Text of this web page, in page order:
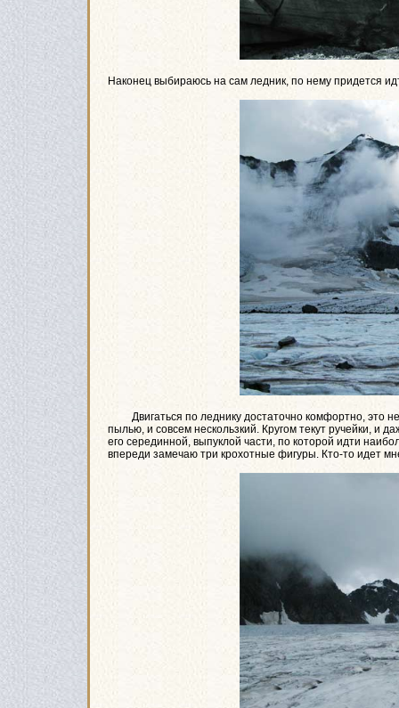
Наконец выбираюсь на сам ледник, по нему придется
Двигаться по леднику достаточно комфортно, это
пылью, и совсем нескользкий. Кругом текут ручейки, и
его серединной, выпуклой части, по которой идти
впереди замечаю три крохотные фигуры. Кто-то идет